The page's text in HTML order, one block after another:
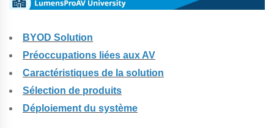
BYOD Solution
Préoccupations liées aux AV
Caractéristiques de la solution
Sélection de produits
Déploiement du système